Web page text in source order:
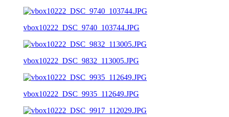
vbox10222_DSC_9740_103744.JPG
vbox10222_DSC_9832_113005.JPG
vbox10222_DSC_9935_112649.JPG